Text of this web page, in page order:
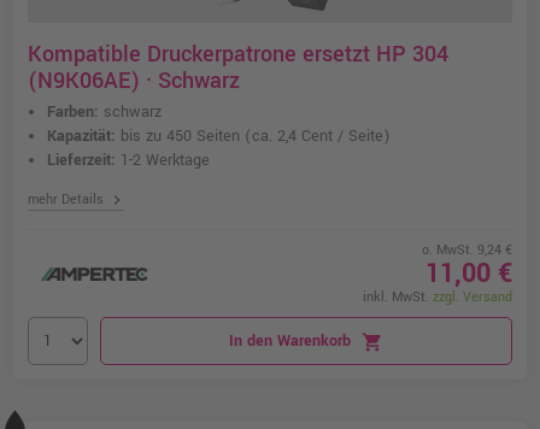
Kompatible Druckerpatrone ersetzt HP 304
(N9K06AE) · Schwarz
Farben: schwarz
Kapazität: bis zu 450 Seiten (ca. 2,4 Cent / Seite)
Lieferzeit: 1-2 Werktage
mehr Details chevron_right
o. MwSt. 9,24 €
11,00 €
inkl. MwSt. zzgl. Versand
In den Warenkorb shopping_cart